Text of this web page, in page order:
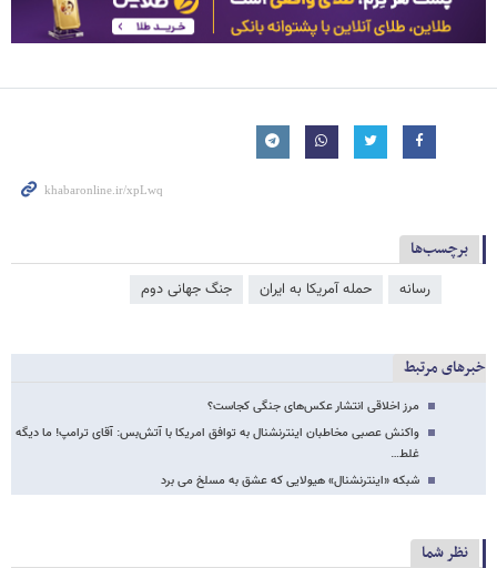
برچسب‌ها
رسانه حمله آمریکا به ایران جنگ جهانی دوم
خبرهای مرتبط
مرز اخلاقی انتشار عکس‌های جنگی کجاست؟
واکنش عصبی مخاطبان اینترنشنال به توافق امریکا با آتش‌بس: آقای ترامپ! ما دیگه
غلط…
شبکه «اینترنشنال» هیولایی که عشق به مسلخ می برد
نظر شما